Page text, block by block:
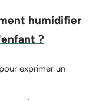
humidifier
?
exprimer un